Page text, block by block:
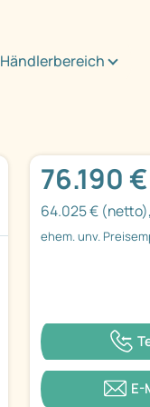
Händlerbereich
76.190 €
64.025 €
ehem. unv.
E-